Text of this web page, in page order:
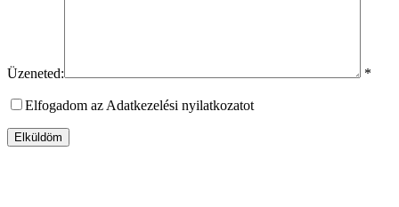
Üzeneted: *
Elfogadom az Adatkezelési nyilatkozatot